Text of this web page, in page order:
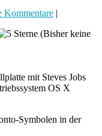
Kommentare |
(Bisher keine
mit Steves Jobs
OS X
Symbolen in der